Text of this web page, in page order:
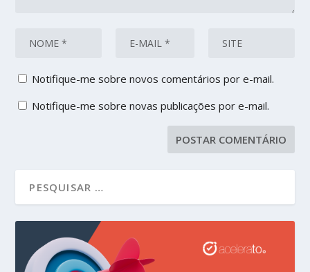
Notifique-me sobre novos comentários por e-mail.
Notifique-me sobre novas publicações por e-mail.